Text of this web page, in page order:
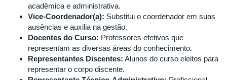
acadêmica e administrativa.
Vice-Coordenador(a): Substitui o coordenador em suas
ausências e auxilia na gestão.
Docentes do Curso: Professores efetivos que
representam as diversas áreas do conhecimento.
Representantes Discentes: Alunos do curso eleitos para
representar o corpo discente.